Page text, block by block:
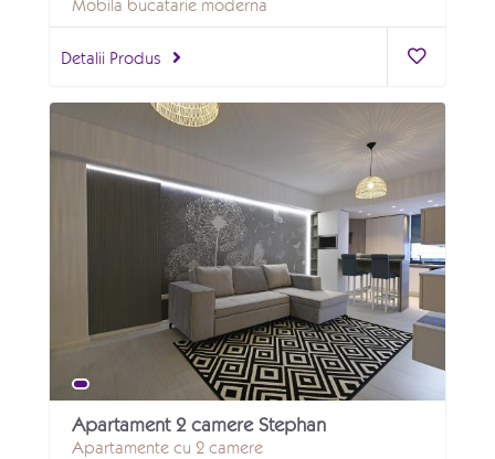
Mobila bucatarie moderna
Detalii Produs
Apartament 2 camere Stephan
Apartamente cu 2 camere